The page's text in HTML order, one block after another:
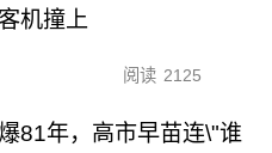
机撞上
阅读 2125
81年，高市早苗连\"谁